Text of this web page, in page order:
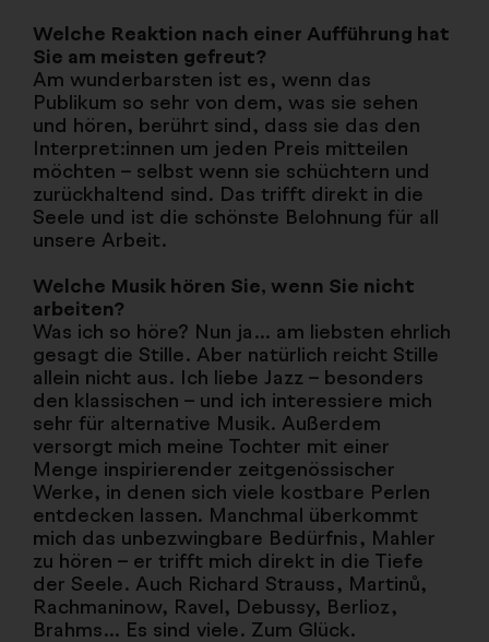
Welche Reaktion nach einer Aufführung hat
Sie am meisten gefreut?
Am wunderbarsten ist es, wenn das
Publikum so sehr von dem, was sie sehen
und hören, berührt sind, dass sie das den
Interpret:innen um jeden Preis mitteilen
möchten – selbst wenn sie schüchtern und
zurückhaltend sind. Das trifft direkt in die
Seele und ist die schönste Belohnung für all
unsere Arbeit.
Welche Musik hören Sie, wenn Sie nicht
arbeiten?
Was ich so höre? Nun ja... am liebsten ehrlich
gesagt die Stille. Aber natürlich reicht Stille
allein nicht aus. Ich liebe Jazz – besonders
den klassischen – und ich interessiere mich
sehr für alternative Musik. Außerdem
versorgt mich meine Tochter mit einer
Menge inspirierender zeitgenössischer
Werke, in denen sich viele kostbare Perlen
entdecken lassen. Manchmal überkommt
mich das unbezwingbare Bedürfnis, Mahler
zu hören – er trifft mich direkt in die Tiefe
der Seele. Auch Richard Strauss, Martinů,
Rachmaninow, Ravel, Debussy, Berlioz,
Brahms... Es sind viele. Zum Glück.